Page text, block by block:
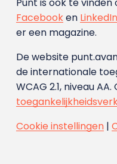
Punt is ook te vinden
Facebooken LinkedIn
er een magazine.
De website
de internationale
WCAG 2.1, niveau
Cookie instellingen|